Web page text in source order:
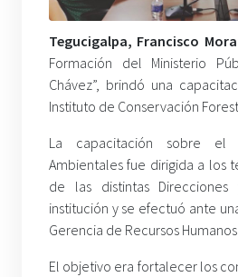
Tegucigalpa, Francisco
Formación del Ministerio
Chávez”, brindó una
Instituto de Conservación
La capacitación sobre
Ambientales fue dirigida a los
de las distintas
institución y se efectuó ante
Gerencia de Recursos Humanos
El objetivo era fortalecer los